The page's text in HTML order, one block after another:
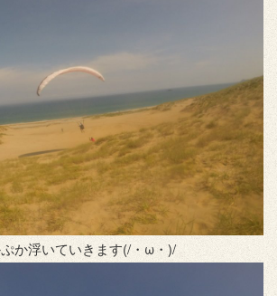
か浮いていきます(/・ω・)/